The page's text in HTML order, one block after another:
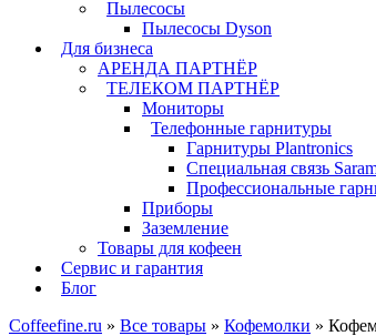
Пылесосы
Пылесосы Dyson
Для бизнеса
АРЕНДА ПАРТНЁР
ТЕЛЕКОМ ПАРТНЁР
Мониторы
Телефонные гарнитуры
Гарнитуры Plantronics
Специальная связь
Профессиональные
Приборы
Заземление
Товары для кофеен
Сервис и гарантия
Блог
Coffeefine.ru » Все товары » Кофемолки »